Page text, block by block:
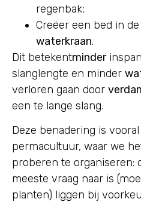
regenbak;
Creëer een bed in
waterkraan.
Dit betekentminder
slanglengte en minder
verloren gaan door
een te lange slang.
Deze benadering is
permacultuur, waar we
proberen te organiseren:
meeste vraag naar is
planten) liggen bij